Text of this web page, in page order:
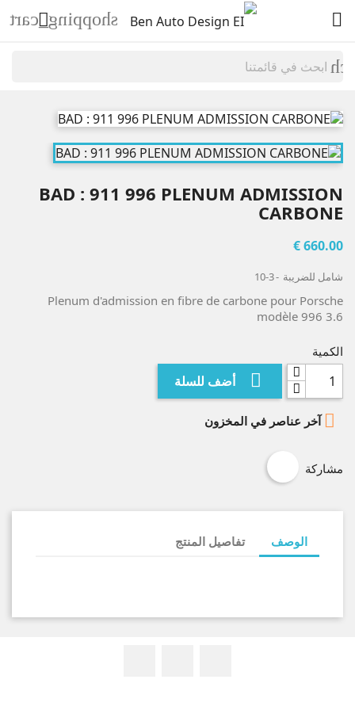

shopping_cart

BAD : 911 996 PLENUM ADMISSION
CARBONE
660.00 €
شامل للضريبة 3-10
Plenum d'admission en fibre de carbone pour Porsche
modèle 996 3.6
الكمية
 أضف للسلة
 آخر عناصر في المخزون
مشاركة
الوصف تفاصيل المنتج